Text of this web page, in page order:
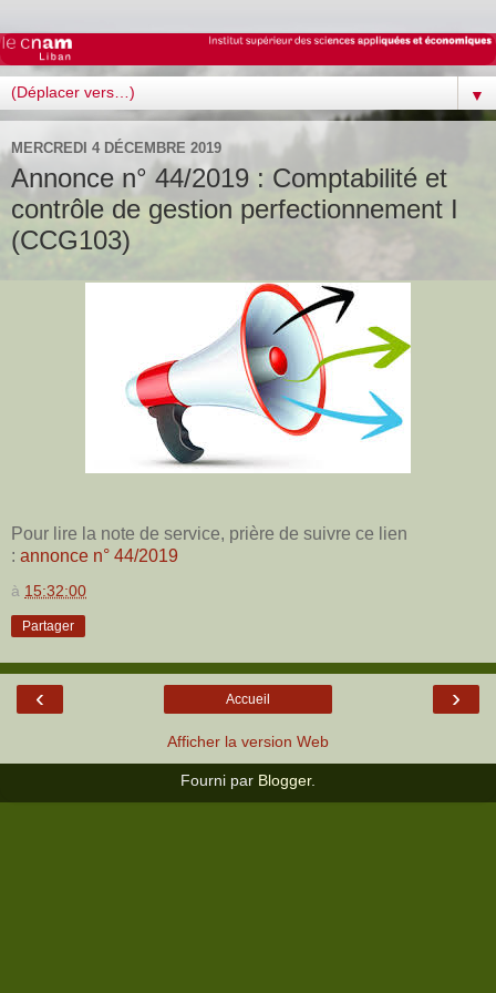
▼
MERCREDI 4 DÉCEMBRE 2019
Annonce n° 44/2019 : Comptabilité et
contrôle de gestion perfectionnement I
(CCG103)
Pour lire la note de service, prière de suivre ce lien
: annonce n° 44/2019
à 15:32:00
Partager
‹ ›
Accueil
Afficher la version Web
Fourni par Blogger.